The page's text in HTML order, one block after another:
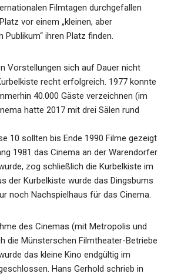
Filmtagen durchgefallen
vor einem „kleinen, aber
Publikum“ ihren Platz finden.
Vorstellungen sich auf Dauer nicht
recht erfolgreich. 1977 konnte
40.000 Gäste verzeichnen (im
hatte 2017 mit drei Sälen rund
10 sollten bis Ende 1990 Filme gezeigt
1981 das Cinema an der Warendorfer
zog schließlich die Kurbelkiste im
der Kurbelkiste wurde das Dingsbums
noch Nachspielhaus für das Cinema.
des Cinemas (mit Metropolis und
die Münsterschen Filmtheater-Betriebe
das kleine Kino endgültig im
Hans Gerhold schrieb in